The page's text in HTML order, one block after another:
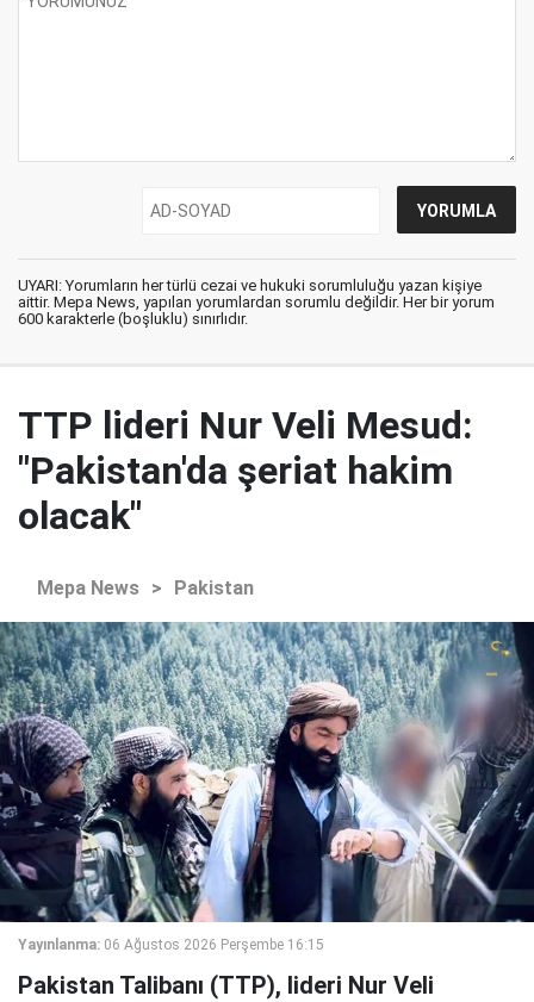
UYARI: Yorumların her türlü cezai ve hukuki sorumluluğu yazan kişiye
aittir. Mepa News, yapılan yorumlardan sorumlu değildir. Her bir yorum
600 karakterle (boşluklu) sınırlıdır.
TTP lideri Nur Veli Mesud:
"Pakistan'da şeriat hakim
olacak"
Mepa News > Pakistan
Yayınlanma: 06 Ağustos 2026 Perşembe 16:15
Pakistan Talibanı (TTP), lideri Nur Veli